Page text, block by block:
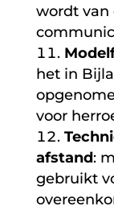
wordt van
het in
voor
afstand:
gebruikt